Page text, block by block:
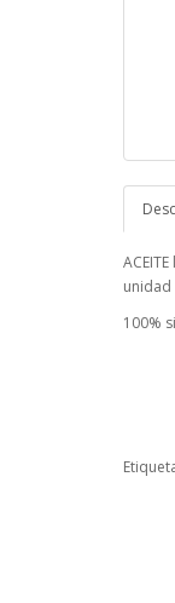
unidad
100%